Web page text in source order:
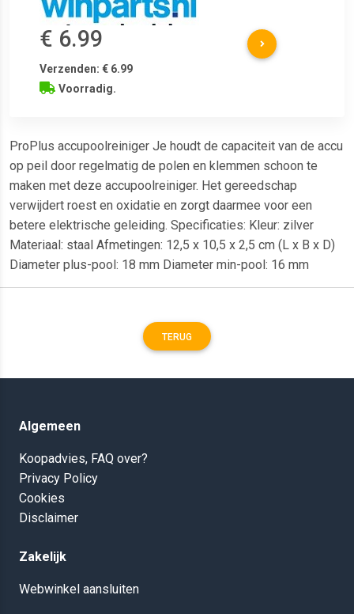
€ 6.99
Verzenden: € 6.99
Voorradig.
ProPlus accupoolreiniger Je houdt de capaciteit van de accu
op peil door regelmatig de polen en klemmen schoon te
maken met deze accupoolreiniger. Het gereedschap
verwijdert roest en oxidatie en zorgt daarmee voor een
betere elektrische geleiding. Specificaties: Kleur: zilver
Materiaal: staal Afmetingen: 12,5 x 10,5 x 2,5 cm (L x B x D)
Diameter plus-pool: 18 mm Diameter min-pool: 16 mm
TERUG
Algemeen
Koopadvies, FAQ over?
Privacy Policy
Cookies
Disclaimer
Zakelijk
Webwinkel aansluiten